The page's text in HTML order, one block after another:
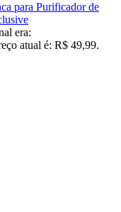
para Purificador de
era:
atual é: R$ 49,99.